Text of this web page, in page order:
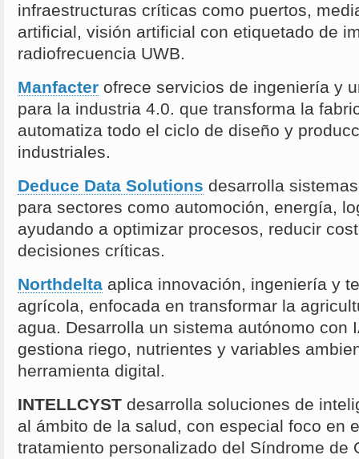
infraestructuras críticas como puertos,
artificial, visión artificial con etiquetado de
radiofrecuencia UWB.
Manfacter ofrece servicios de ingeniería y
para la industria 4.0. que transforma la
automatiza todo el ciclo de diseño y
industriales.
Deduce Data Solutions desarrolla
para sectores como automoción, energía,
ayudando a optimizar procesos, reducir
decisiones críticas.
Northdelta aplica innovación, ingeniería y
agrícola, enfocada en transformar la
agua. Desarrolla un sistema autónomo con
gestiona riego, nutrientes y variables
herramienta digital.
INTELLCYST desarrolla soluciones de
al ámbito de la salud, con especial foco en
tratamiento personalizado del Síndrome de